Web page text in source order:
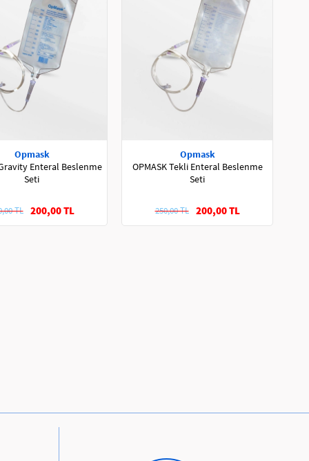
Opmask
Enteral Beslenme
Seti
200,00 TL
TL
Opmask
OPMASK Tekli Enteral Beslenme
Seti
200,00 TL
250,00 TL